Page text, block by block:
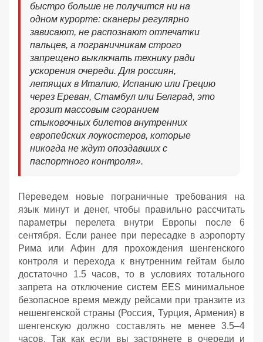
быстро больше не получится ни на
одном курорте: сканеры регулярно
зависают, не распознают отпечатки
пальцев, а пограничникам строго
запрещено выключать технику ради
ускорения очереди. Для россиян,
летящих в Италию, Испанию или Грецию
через Ереван, Стамбул или Белград, это
грозит массовым сгоранием
стыковочных билетов внутренних
европейских лоукостеров, которые
никогда не ждут опоздавших с
паспортного контроля».
Переведем новые пограничные требования на
язык минут и денег, чтобы правильно рассчитать
параметры перелета внутри Европы после 6
сентября. Если ранее при пересадке в аэропорту
Рима или Афин для прохождения шенгенского
контроля и перехода к внутренним гейтам было
достаточно 1.5 часов, то в условиях тотального
запрета на отключение систем EES минимальное
безопасное время между рейсами при транзите из
нешенгенской страны (Россия, Турция, Армения) в
шенгенскую должно составлять не менее 3.5–4
часов. Так как если вы застрянете в очереди и